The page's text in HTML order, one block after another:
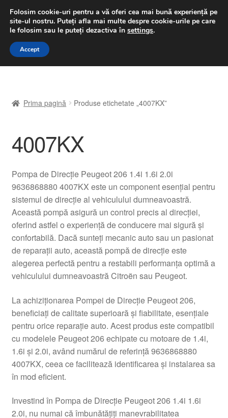
LIVRARE de la 33 lei
luni-vineri 9 a.m. - 4 p.m.031 229 6816
Sari
Sari
A lua legatura
Contul meu
Despre noi
Finalizare comandă
Livrare
Livrare în toată lumea
Plângere
Plățile
Politică de confidențialitate
Procedura de reclamație
Termeni si conditii
Prima pagină Produse etichetate „4007KX”
4007KX
Pompa de Direcție Peugeot 206 1.4i 1.6i 2.0i
9636868880 4007KX este un component esențial pentru
sistemul de direcție al vehiculului dumneavoastră.
Această pompă asigură un control precis al direcției,
oferind astfel o experiență de conducere mai sigură și
confortabilă. Dacă sunteți mecanic auto sau un pasionat
de reparații auto, această pompă de direcție este
alegerea perfectă pentru a restabili performanța optimă a
vehiculului dumneavoastră Citroën sau Peugeot.
La achiziționarea Pompei de Direcție Peugeot 206,
beneficiați de calitate superioară și fiabilitate, esențiale
pentru orice reparație auto. Acest produs este compatibil
cu modelele Peugeot 206 echipate cu motoare de 1.4i,
1.6i și 2.0i, având numărul de referință 9636868880
4007KX, ceea ce facilitează identificarea și instalarea sa
în mod eficient.
Investind în Pompa de Direcție Peugeot 206 1.4i 1.6i
2.0i, nu numai că îmbunătățiți manevrabilitatea
Folosim cookie-uri pentru a vă oferi cea mai bună experiență pe
site-ul nostru. Puteți afla mai multe despre cookie-urile pe care
le folosim sau le puteți dezactiva în settings.
Accept